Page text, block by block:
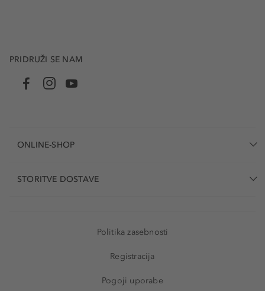
PRIDRUŽI SE NAM
ONLINE-SHOP
STORITVE DOSTAVE
Politika zasebnosti
Registracija
Pogoji uporabe